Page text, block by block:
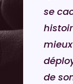
se
mieux
de